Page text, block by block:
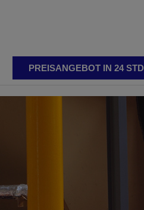
PREISANGEBOT IN 24 STD